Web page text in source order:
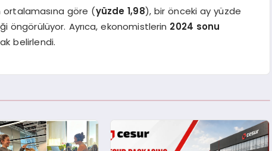
ortalamasına göre (yüzde 1,98), bir önceki ay yüzde
öngörülüyor. Ayrıca, ekonomistlerin 2024 sonu
belirlendi.